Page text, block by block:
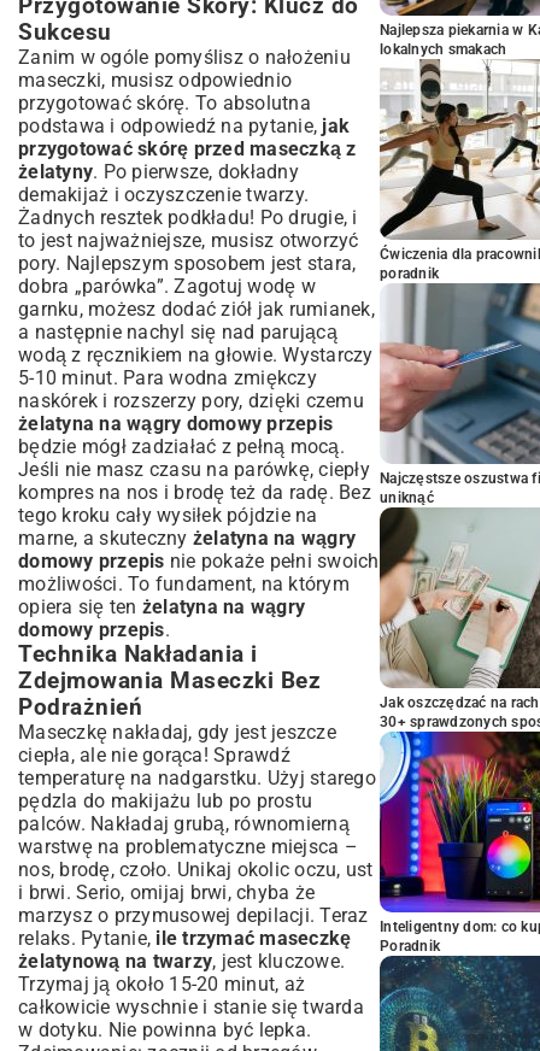
Przygotowanie Skóry: Klucz do
Sukcesu
Zanim w ogóle pomyślisz o nałożeniu
maseczki, musisz odpowiednio
przygotować skórę. To absolutna
podstawa i odpowiedź na pytanie, jak
przygotować skórę przed maseczką z
żelatyny. Po pierwsze, dokładny
demakijaż i oczyszczenie twarzy.
Żadnych resztek podkładu! Po drugie, i
to jest najważniejsze, musisz otworzyć
pory. Najlepszym sposobem jest stara,
dobra „parówka”. Zagotuj wodę w
garnku, możesz dodać ziół jak rumianek,
a następnie nachyl się nad parującą
wodą z ręcznikiem na głowie. Wystarczy
5-10 minut. Para wodna zmiękczy
naskórek i rozszerzy pory, dzięki czemu
żelatyna na wągry domowy przepis
będzie mógł zadziałać z pełną mocą.
Jeśli nie masz czasu na parówkę, ciepły
kompres na nos i brodę też da radę. Bez
tego kroku cały wysiłek pójdzie na
marne, a skuteczny żelatyna na wągry
domowy przepis nie pokaże pełni swoich
możliwości. To fundament, na którym
opiera się ten żelatyna na wągry
domowy przepis.
Technika Nakładania i
Zdejmowania Maseczki Bez
Podrażnień
Maseczkę nakładaj, gdy jest jeszcze
ciepła, ale nie gorąca! Sprawdź
temperaturę na nadgarstku. Użyj starego
pędzla do makijażu lub po prostu
palców. Nakładaj grubą, równomierną
warstwę na problematyczne miejsca –
nos, brodę, czoło. Unikaj okolic oczu, ust
i brwi. Serio, omijaj brwi, chyba że
marzysz o przymusowej depilacji. Teraz
relaks. Pytanie, ile trzymać maseczkę
żelatynową na twarzy, jest kluczowe.
Trzymaj ją około 15-20 minut, aż
całkowicie wyschnie i stanie się twarda
w dotyku. Nie powinna być lepka.
Najlepsza piekarnia w
lokalnych smakach
Ćwiczenia dla
poradnik
Najczęstsze oszustwa
uniknąć
Jak oszczędzać na
30+ sprawdzonych
Inteligentny dom: co
Poradnik